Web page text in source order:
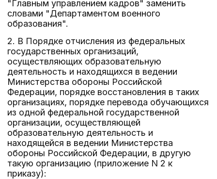
"Главным управлением кадров" заменить
словами "Департаментом военного
образования".
2. В Порядке отчисления из федеральных
государственных организаций,
осуществляющих образовательную
деятельность и находящихся в ведении
Министерства обороны Российской
Федерации, порядке восстановления в таких
организациях, порядке перевода обучающихся
из одной федеральной государственной
организации, осуществляющей
образовательную деятельность и
находящейся в ведении Министерства
обороны Российской Федерации, в другую
такую организацию (приложение N 2 к
приказу):